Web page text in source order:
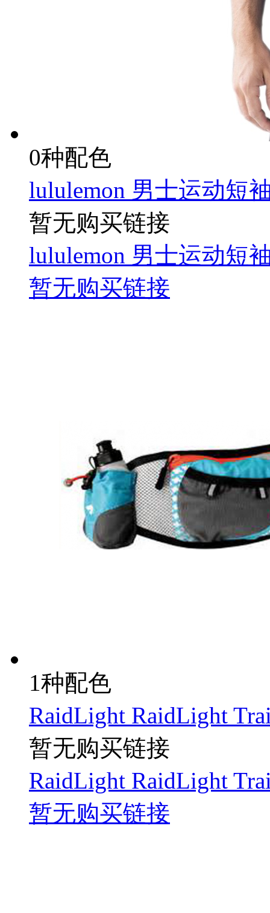
0种配色
lululemon 男士运动短
暂无购买链接
lululemon 男士运动短
暂无购买链接
1种配色
RaidLight RaidLight
暂无购买链接
RaidLight RaidLight
暂无购买链接